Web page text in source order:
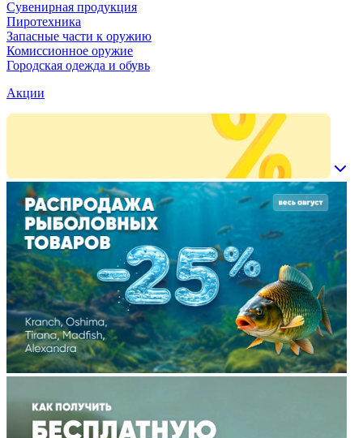
Сувенирная продукция
Пиротехника
Запасные части к оружию
Комиссионное оружие
Городская одежда и обувь
Акции